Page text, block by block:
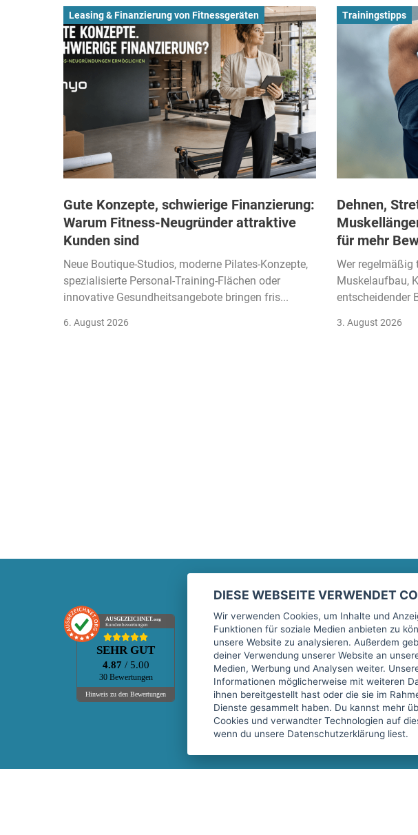
Leasing & Finanzierung von Fitnessgeräten
Gute Konzepte, schwierige Finanzierung:
Warum Fitness-Neugründer attraktive
Kunden sind
Neue Boutique-Studios, moderne Pilates-Konzepte,
spezialisierte Personal-Training-Flächen oder
innovative Gesundheitsangebote bringen fris...
6. August 2026
Trainingstipps
Dehnen,
für mehr
Wer regelmäßig
Muskelaufbau,
entscheidender
3. August 2026
AUSGEZEICHNET.org
Kundenbewertungen
SEHR GUT
4.87 / 5.00
30 Bewertungen
Hinweis zu den Bewertungen
Marktplatz
Kontakt
Preise Marktplatz
FAQ Marktplatz
Über uns
Werbebuchungen
Rechtliches
Impressum
AGB
Datenschutz
Sicherheit
Top-Inserat
DIESE WEBSEITE VERWENDET
Wir verwenden Cookies, um Inhalte und
Funktionen für soziale Medien anbieten zu
unsere Website zu analysieren. Außerdem
deiner Verwendung unserer Website an
Medien, Werbung und Analysen weiter.
Informationen möglicherweise mit weiteren
ihnen bereitgestellt hast oder die sie im
Dienste gesammelt haben. Du kannst mehr
Cookies und verwandter Technologien auf
wenn du unsere Datenschutzerklärung liest.